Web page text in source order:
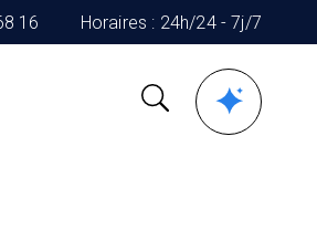
16 Horaires : 24h/24 - 7j/7